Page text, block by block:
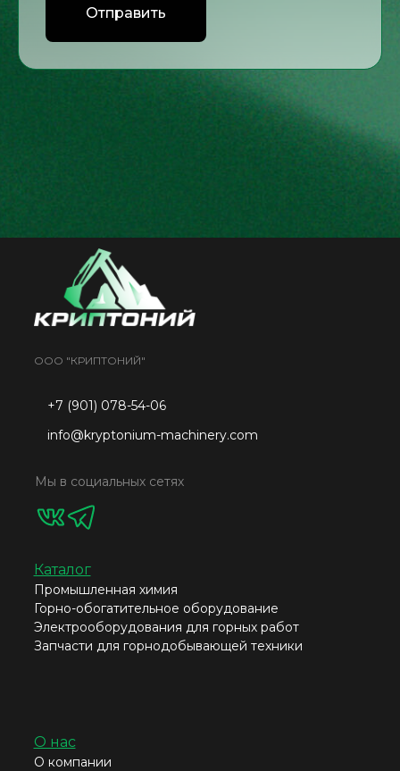
Отправить
+7 (901) 078-54-06
info@kryptonium-machinery.com
Каталог
Промышленная химия
Горно-обогатительное оборудование
Электрооборудования для горных работ
Запчасти для горнодобывающей техники
О нас
О компании
Мы в социальных сетях
ООО "КРИПТОНИЙ"